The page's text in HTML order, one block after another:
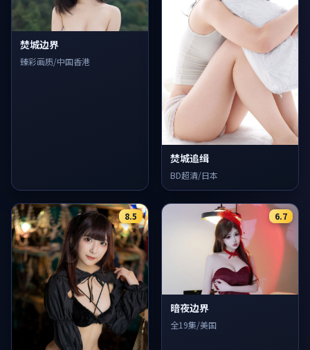
焚城边界
臻彩画质/中国香港
焚城追缉
BD超清/日本
8.5 6.7
暗夜边界
全19集/美国